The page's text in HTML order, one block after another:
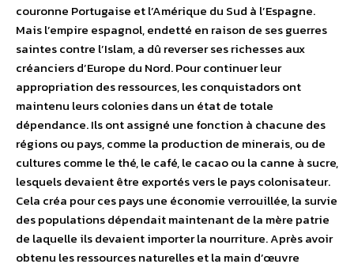
couronne Portugaise et l’Amérique du Sud à l’Espagne.
Mais l’empire espagnol, endetté en raison de ses guerres
saintes contre l’Islam, a dû reverser ses richesses aux
créanciers d’Europe du Nord. Pour continuer leur
appropriation des ressources, les conquistadors ont
maintenu leurs colonies dans un état de totale
dépendance. Ils ont assigné une fonction à chacune des
régions ou pays, comme la production de minerais, ou de
cultures comme le thé, le café, le cacao ou la canne à sucre,
lesquels devaient être exportés vers le pays colonisateur.
Cela créa pour ces pays une économie verrouillée, la survie
des populations dépendait maintenant de la mère patrie
de laquelle ils devaient importer la nourriture. Après avoir
obtenu les ressources naturelles et la main d’œuvre